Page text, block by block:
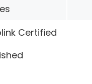
Certified